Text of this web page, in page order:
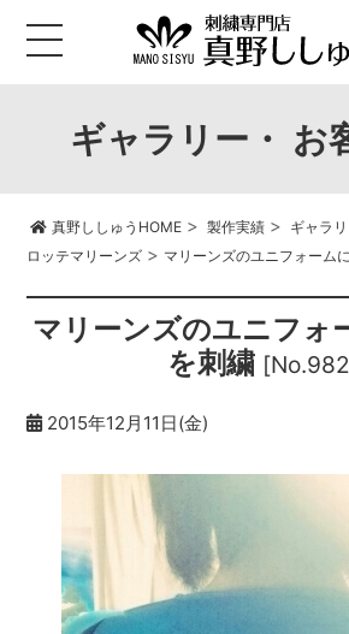
ギャラリー・ お
真野ししゅうHOME> 製作実績> ギャラ
ロッテマリーンズ > マリーンズのユニフォーム
マリーンズのユニフォ
を刺繍
2015年12月11日(金)